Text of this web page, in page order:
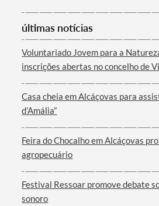
Filtros
últimas notícias
Voluntariado Jovem para a
inscrições abertas no concelho de
Casa cheia em Alcáçovas para
d’Amália”
Feira do Chocalho em Alcáçovas
agropecuário
Festival Ressoar promove debate
sonoro